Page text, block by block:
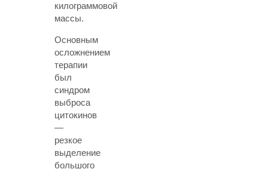
килограммовой
массы.
Основным
осложнением
терапии
был
синдром
выброса
цитокинов
—
резкое
выделение
большого